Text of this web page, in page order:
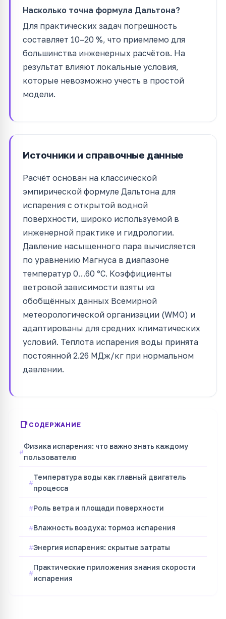
Насколько точна формула Дальтона?
Для практических задач погрешность
составляет 10–20 %, что приемлемо для
большинства инженерных расчётов. На
результат влияют локальные условия,
которые невозможно учесть в простой
модели.
Источники и справочные данные
Расчёт основан на классической
эмпирической формуле Дальтона для
испарения с открытой водной
поверхности, широко используемой в
инженерной практике и гидрологии.
Давление насыщенного пара вычисляется
по уравнению Магнуса в диапазоне
температур 0…60 °C. Коэффициенты
ветровой зависимости взяты из
обобщённых данных Всемирной
метеорологической организации (WMO) и
адаптированы для средних климатических
условий. Теплота испарения воды принята
постоянной 2.26 МДж/кг при нормальном
давлении.
СОДЕРЖАНИЕ
Физика испарения: что важно знать каждому
пользователю
Температура воды как главный двигатель
процесса
Роль ветра и площади поверхности
Влажность воздуха: тормоз испарения
Энергия испарения: скрытые затраты
Практические приложения знания скорости
испарения